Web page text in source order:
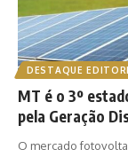
DESTAQUE
MT é o 3º
pela Geração
O mercado